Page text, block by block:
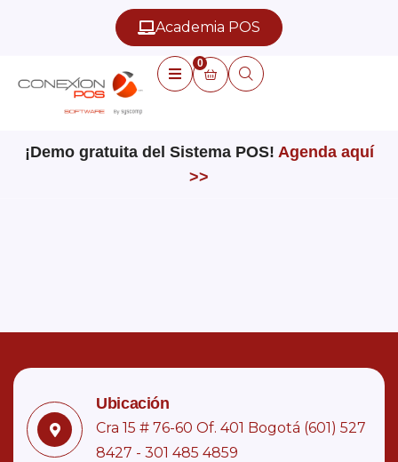
Academia POS
0
¡Demo gratuita del Sistema POS! Agenda aquí
>>
Ubicación
Cra 15 # 76-60 Of. 401 Bogotá (601) 527
8427 - 301 485 4859